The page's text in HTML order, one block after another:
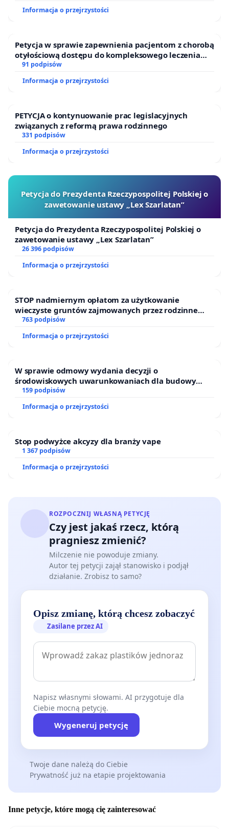
Informacja o przejrzystości
Petycja w sprawie zapewnienia pacjentom z chorobą
otyłościową dostępu do kompleksowego leczenia
oraz programów profilaktycznych.
91 podpisów
Informacja o przejrzystości
PETYCJA o kontynuowanie prac legislacyjnych
związanych z reformą prawa rodzinnego
331 podpisów
Informacja o przejrzystości
Petycja do Prezydenta Rzeczypospolitej Polskiej o
zawetowanie ustawy „Lex Szarlatan”
Petycja do Prezydenta Rzeczypospolitej Polskiej o
zawetowanie ustawy „Lex Szarlatan”
26 396 podpisów
Informacja o przejrzystości
STOP nadmiernym opłatom za użytkowanie
wieczyste gruntów zajmowanych przez rodzinne
ogrody działkowe.
763 podpisów
Informacja o przejrzystości
W sprawie odmowy wydania decyzji o
środowiskowych uwarunkowaniach dla budowy
zakładu wytwarzania biometanu „Krynki” w
Puszczy Knyszyńskiej
159 podpisów
Informacja o przejrzystości
Stop podwyżce akcyzy dla branży vape
1 367 podpisów
Informacja o przejrzystości
ROZPOCZNIJ WŁASNĄ PETYCJĘ
Czy jest jakaś rzecz, którą
pragniesz zmienić?
Milczenie nie powoduje zmiany.
Autor tej petycji zajął stanowisko i podjął
działanie. Zrobisz to samo?
Opisz zmianę, którą chcesz zobaczyć
Zasilane przez AI
Napisz własnymi słowami. AI przygotuje dla
Ciebie mocną petycję.
Wygeneruj petycję
Twoje dane należą do Ciebie
Prywatność już na etapie projektowania
Inne petycje, które mogą cię zainteresować